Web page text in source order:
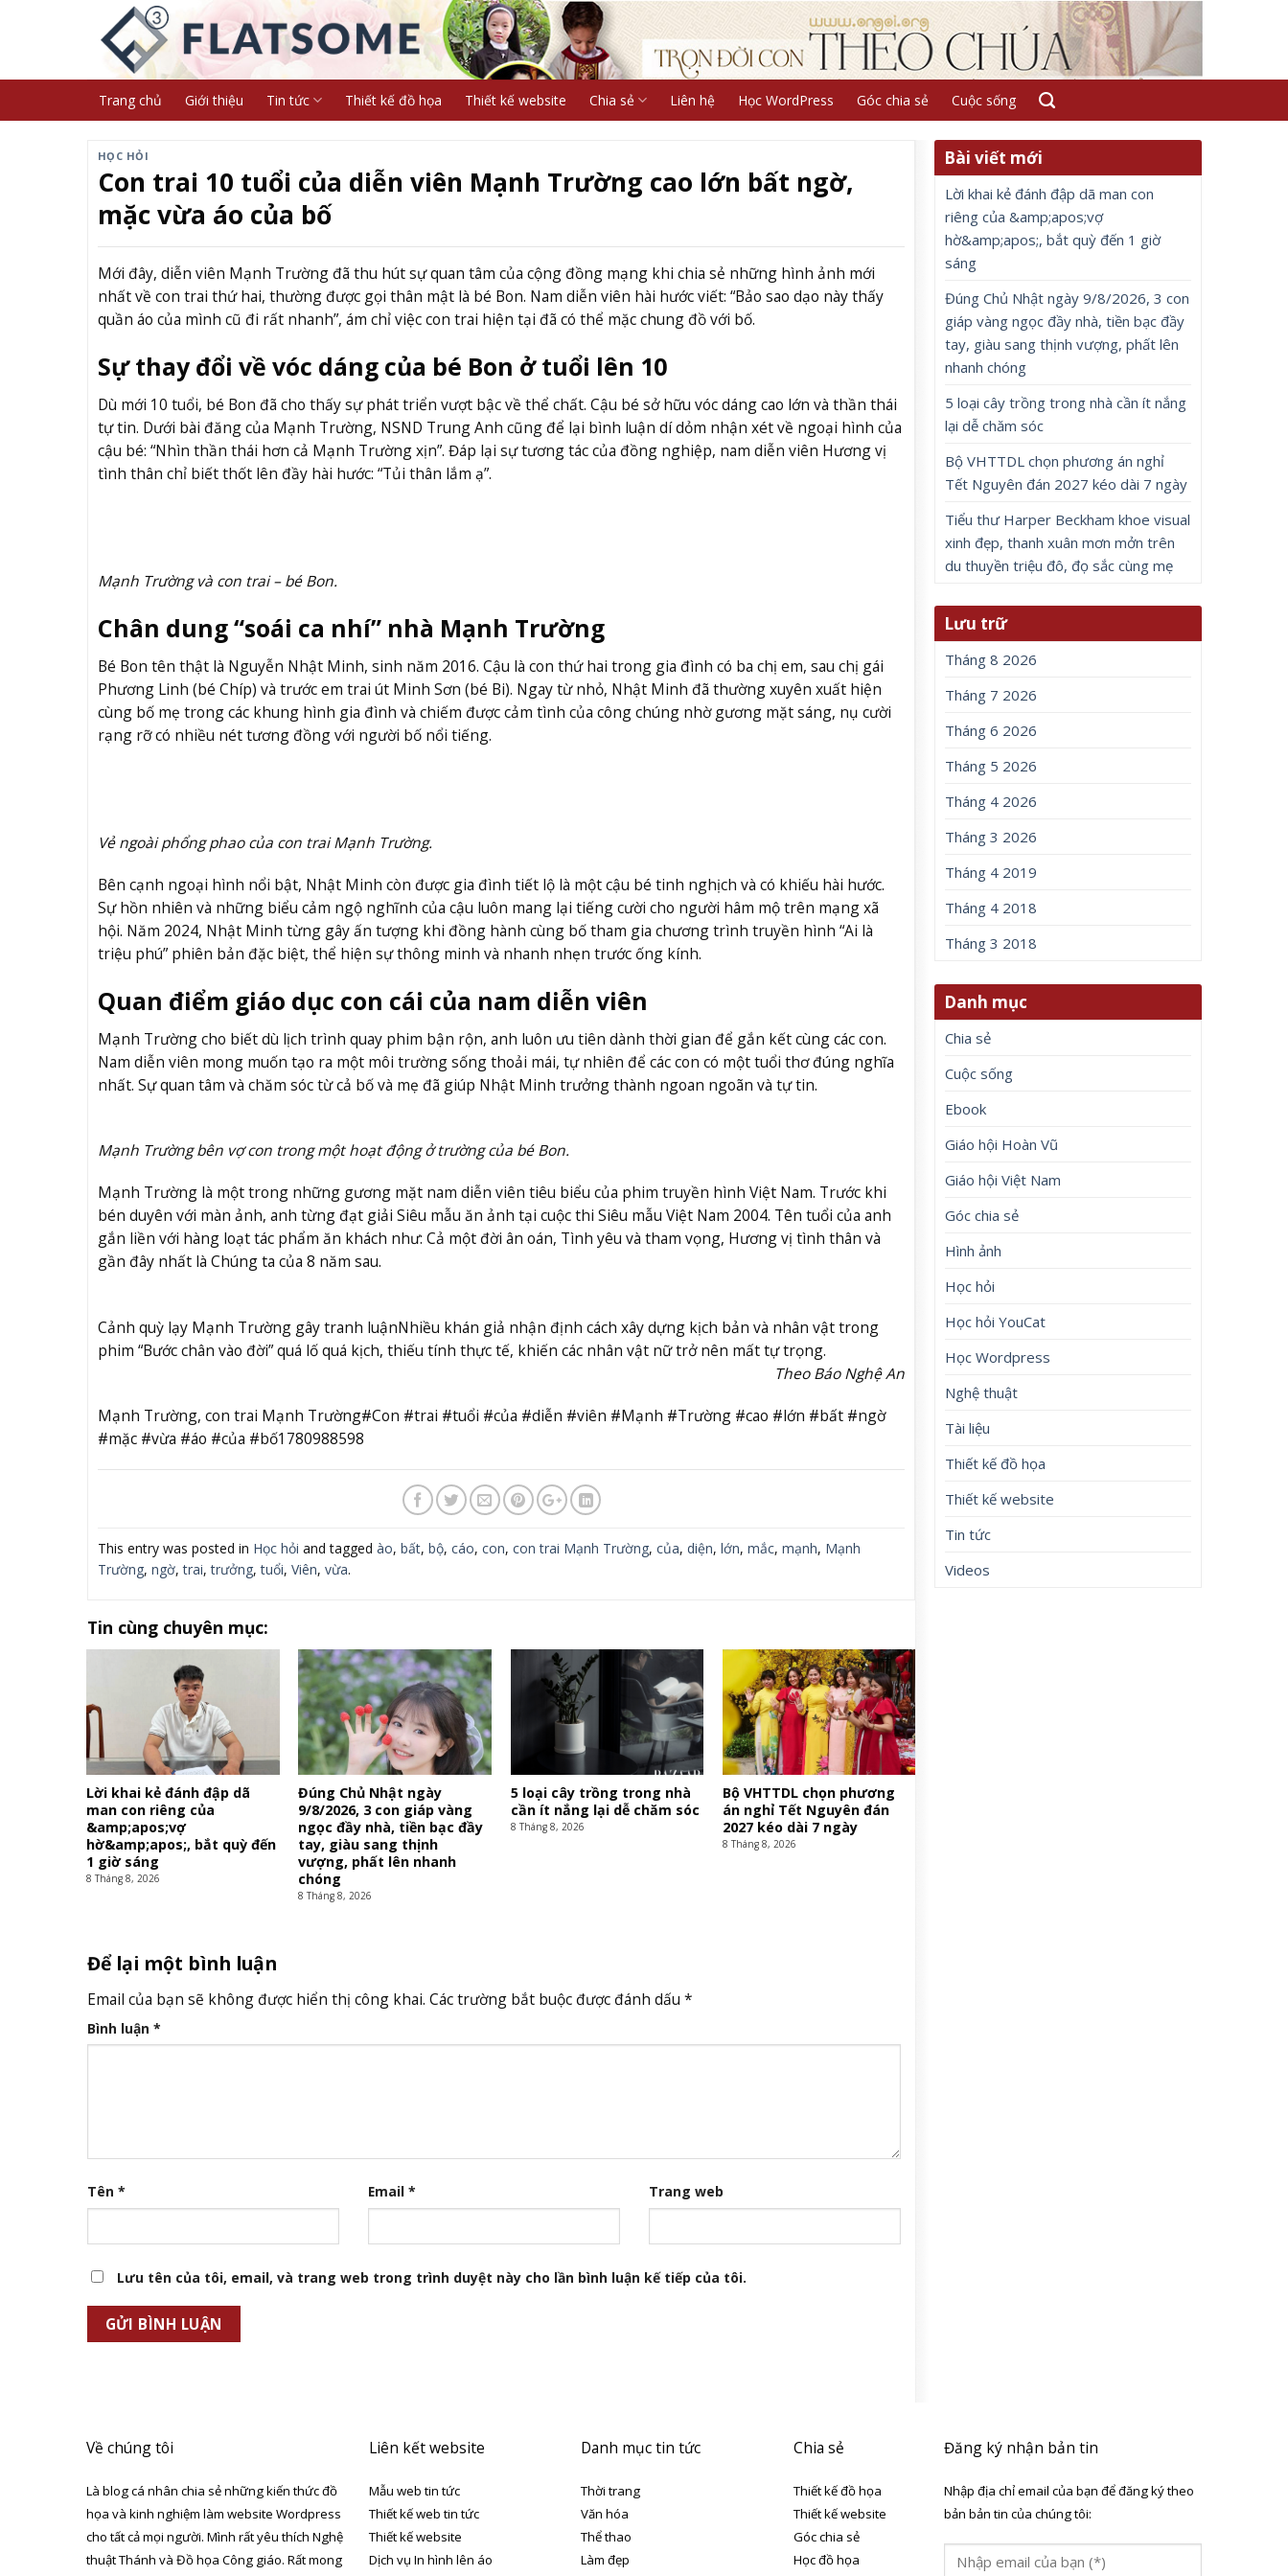
Trang chủ Giới thiệu Tin tức Thiết kế đồ họa Thiết kế website Chia sẻ Liên hệ Học WordPress Góc chia sẻ Cuộc sống
HỌC HỎI
Con trai 10 tuổi của diễn viên Mạnh Trường cao lớn bất ngờ,
mặc vừa áo của bố
Mới đây, diễn viên Mạnh Trường đã thu hút sự quan tâm của cộng đồng mạng khi chia sẻ những hình ảnh mới
nhất về con trai thứ hai, thường được gọi thân mật là bé Bon. Nam diễn viên hài hước viết: “Bảo sao dạo này thấy
quần áo của mình cũ đi rất nhanh”, ám chỉ việc con trai hiện tại đã có thể mặc chung đồ với bố.
Sự thay đổi về vóc dáng của bé Bon ở tuổi lên 10
Dù mới 10 tuổi, bé Bon đã cho thấy sự phát triển vượt bậc về thể chất. Cậu bé sở hữu vóc dáng cao lớn và thần thái
tự tin. Dưới bài đăng của Mạnh Trường, NSND Trung Anh cũng để lại bình luận dí dỏm nhận xét về ngoại hình của
cậu bé: “Nhìn thần thái hơn cả Mạnh Trường xịn”. Đáp lại sự tương tác của đồng nghiệp, nam diễn viên Hương vị
tình thân chỉ biết thốt lên đầy hài hước: “Tủi thân lắm ạ”.
Mạnh Trường và con trai – bé Bon.
Chân dung “soái ca nhí” nhà Mạnh Trường
Bé Bon tên thật là Nguyễn Nhật Minh, sinh năm 2016. Cậu là con thứ hai trong gia đình có ba chị em, sau chị gái
Phương Linh (bé Chíp) và trước em trai út Minh Sơn (bé Bi). Ngay từ nhỏ, Nhật Minh đã thường xuyên xuất hiện
cùng bố mẹ trong các khung hình gia đình và chiếm được cảm tình của công chúng nhờ gương mặt sáng, nụ cười
rạng rỡ có nhiều nét tương đồng với người bố nổi tiếng.
Vẻ ngoài phổng phao của con trai Mạnh Trường.
Bên cạnh ngoại hình nổi bật, Nhật Minh còn được gia đình tiết lộ là một cậu bé tinh nghịch và có khiếu hài hước.
Sự hồn nhiên và những biểu cảm ngộ nghĩnh của cậu luôn mang lại tiếng cười cho người hâm mộ trên mạng xã
hội. Năm 2024, Nhật Minh từng gây ấn tượng khi đồng hành cùng bố tham gia chương trình truyền hình “Ai là
triệu phú” phiên bản đặc biệt, thể hiện sự thông minh và nhanh nhẹn trước ống kính.
Quan điểm giáo dục con cái của nam diễn viên
Mạnh Trường cho biết dù lịch trình quay phim bận rộn, anh luôn ưu tiên dành thời gian để gắn kết cùng các con.
Nam diễn viên mong muốn tạo ra một môi trường sống thoải mái, tự nhiên để các con có một tuổi thơ đúng nghĩa
nhất. Sự quan tâm và chăm sóc từ cả bố và mẹ đã giúp Nhật Minh trưởng thành ngoan ngoãn và tự tin.
Mạnh Trường bên vợ con trong một hoạt động ở trường của bé Bon.
Mạnh Trường là một trong những gương mặt nam diễn viên tiêu biểu của phim truyền hình Việt Nam. Trước khi
bén duyên với màn ảnh, anh từng đạt giải Siêu mẫu ăn ảnh tại cuộc thi Siêu mẫu Việt Nam 2004. Tên tuổi của anh
gắn liền với hàng loạt tác phẩm ăn khách như: Cả một đời ân oán, Tình yêu và tham vọng, Hương vị tình thân và
gần đây nhất là Chúng ta của 8 năm sau.
Cảnh quỳ lạy Mạnh Trường gây tranh luậnNhiều khán giả nhận định cách xây dựng kịch bản và nhân vật trong
phim “Bước chân vào đời” quá lố quá kịch, thiếu tính thực tế, khiến các nhân vật nữ trở nên mất tự trọng.
Theo Báo Nghệ An
Mạnh Trường, con trai Mạnh Trường#Con #trai #tuổi #của #diễn #viên #Mạnh #Trường #cao #lớn #bất #ngờ
#mặc #vừa #áo #của #bố1780988598
This entry was posted in Học hỏi and tagged ào, bất, bộ, cáo, con, con trai Mạnh Trường, của, diện, lớn, mắc, mạnh, Mạnh
Trường, ngờ,trai,trưởng,tuổi, Viên, vừa.
Tin cùng chuyên mục:
Lời khai kẻ đánh đập dã
man con riêng của
&amp;apos;vợ
hờ&amp;apos;, bắt quỳ đến
1 giờ sáng
8 Tháng 8, 2026
Đúng Chủ Nhật ngày
9/8/2026, 3 con giáp vàng
ngọc đầy nhà, tiền bạc đầy
tay, giàu sang thịnh
vượng, phất lên nhanh
chóng
8 Tháng 8, 2026
5 loại cây trồng trong nhà
cần ít nắng lại dễ chăm sóc
8 Tháng 8, 2026
Bộ VHTTDL chọn phương
án nghỉ Tết Nguyên đán
2027 kéo dài 7 ngày
8 Tháng 8, 2026
Để lại một bình luận
Email của bạn sẽ không được hiển thị công khai. Các trường bắt buộc được đánh dấu *
Bình luận *
Tên * Email * Trang web
Lưu tên của tôi, email, và trang web trong trình duyệt này cho lần bình luận kế tiếp của tôi.
Bài viết mới
Lời khai kẻ đánh đập dã man con
riêng của &amp;apos;vợ
hờ&amp;apos;, bắt quỳ đến 1 giờ
sáng
Đúng Chủ Nhật ngày 9/8/2026, 3 con
giáp vàng ngọc đầy nhà, tiền bạc đầy
tay, giàu sang thịnh vượng, phất lên
nhanh chóng
5 loại cây trồng trong nhà cần ít nắng
lại dễ chăm sóc
Bộ VHTTDL chọn phương án nghỉ
Tết Nguyên đán 2027 kéo dài 7 ngày
Tiểu thư Harper Beckham khoe visual
xinh đẹp, thanh xuân mơn mởn trên
du thuyền triệu đô, đọ sắc cùng mẹ
Lưu trữ
Tháng 8 2026
Tháng 7 2026
Tháng 6 2026
Tháng 5 2026
Tháng 4 2026
Tháng 3 2026
Tháng 4 2019
Tháng 4 2018
Tháng 3 2018
Danh mục
Chia sẻ
Cuộc sống
Ebook
Giáo hội Hoàn Vũ
Giáo hội Việt Nam
Góc chia sẻ
Hình ảnh
Học hỏi
Học hỏi YouCat
Học Wordpress
Nghệ thuật
Tài liệu
Thiết kế đồ họa
Thiết kế website
Tin tức
Videos
Về chúng tôi
Là blog cá nhân chia sẻ những kiến thức đồ
họa và kinh nghiệm làm website Wordpress
cho tất cả mọi người. Mình rất yêu thích Nghệ
thuật Thánh và Đồ họa Công giáo. Rất mong
Liên kết website
Mẫu web tin tức
Thiết kế web tin tức
Thiết kế website
Dịch vụ In hình lên áo
Danh mục tin tức
Thời trang
Văn hóa
Thể thao
Làm đẹp
Chia sẻ
Thiết kế đồ họa
Thiết kế website
Góc chia sẻ
Học đồ họa
Đăng ký nhận bản tin
Nhập địa chỉ email của bạn để đăng ký theo
bản bản tin của chúng tôi: